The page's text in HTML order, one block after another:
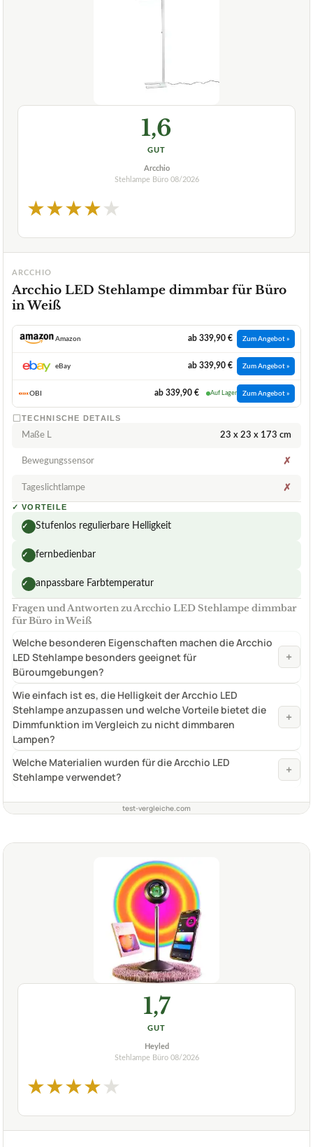
1,6
GUT
Arcchio
Stehlampe Büro 08/2026
★★★★★
ARCCHIO
Arcchio LED Stehlampe dimmbar für Büro
in Weiß
Amazon ab 339,90 € Zum Angebot »
eBay ab 339,90 € Zum Angebot »
OBI ab 339,90 € Auf Lager Zum Angebot »
TECHNISCHE DETAILS
Maße L ‎23 x 23 x 173 cm
Bewegungssensor ✗
Tageslichtlampe ✗
✓ VORTEILE
✓ Stufenlos regulierbare Helligkeit
✓ fernbedienbar
✓ anpassbare Farbtemperatur
Fragen und Antworten zu Arcchio LED Stehlampe dimmbar
für Büro in Weiß
Welche besonderen Eigenschaften machen die Arcchio
LED Stehlampe besonders geeignet für
Büroumgebungen?
+
Wie einfach ist es, die Helligkeit der Arcchio LED
Stehlampe anzupassen und welche Vorteile bietet die
Dimmfunktion im Vergleich zu nicht dimmbaren
Lampen?
+
Welche Materialien wurden für die Arcchio LED
Stehlampe verwendet?
+
test-vergleiche.com
1,7
GUT
Heyled
Stehlampe Büro 08/2026
★★★★★